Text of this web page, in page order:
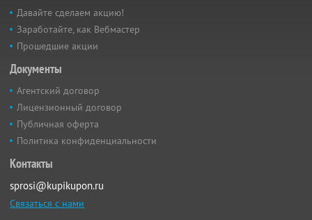
Давайте сделаем акцию!
Заработайте, как Вебмастер
Прошедшие акции
Документы
Агентский договор
Лицензионный договор
Публичная оферта
Политика конфиденциальности
Контакты
sprosi@kupikupon.ru
Связаться с нами